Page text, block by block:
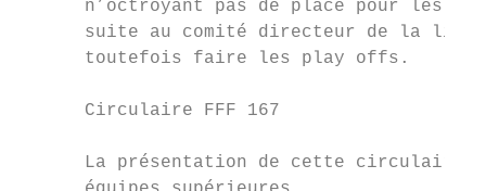
n’octroyant pas de place pour les
suite au comité directeur de la
      toutefois faire les play offs.
      Circulaire FFF 167
La présentation de cette circulaire